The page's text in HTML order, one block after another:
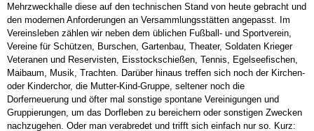
Mehrzweckhalle diese auf den technischen Stand von heute gebracht und
den modernen Anforderungen an Versammlungsstätten angepasst. Im
Vereinsleben zählen wir neben dem üblichen Fußball- und Sportverein,
Vereine für Schützen, Burschen, Gartenbau, Theater, Soldaten Krieger
Veteranen und Reservisten, Eisstockschießen, Tennis, Egelseefischen,
Maibaum, Musik, Trachten. Darüber hinaus treffen sich noch der Kirchen-
oder Kinderchor, die Mutter-Kind-Gruppe, seltener noch die
Dorferneuerung und öfter mal sonstige spontane Vereinigungen und
Gruppierungen, um das Dorfleben zu bereichern oder sonstigen Zwecken
nachzugehen. Oder man verabredet und trifft sich einfach nur so. Kurz: